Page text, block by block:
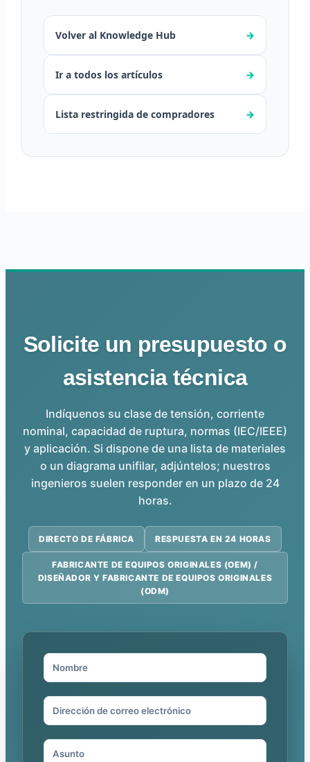
Volver al Knowledge Hub →
Ir a todos los artículos →
Lista restringida de compradores →
Solicite un presupuesto o
asistencia técnica
Indíquenos su clase de tensión, corriente
nominal, capacidad de ruptura, normas (IEC/IEEE)
y aplicación. Si dispone de una lista de materiales
o un diagrama unifilar, adjúntelos; nuestros
ingenieros suelen responder en un plazo de 24
horas.
DIRECTO DE FÁBRICA RESPUESTA EN 24 HORAS
FABRICANTE DE EQUIPOS ORIGINALES (OEM) /
DISEÑADOR Y FABRICANTE DE EQUIPOS ORIGINALES
(ODM)